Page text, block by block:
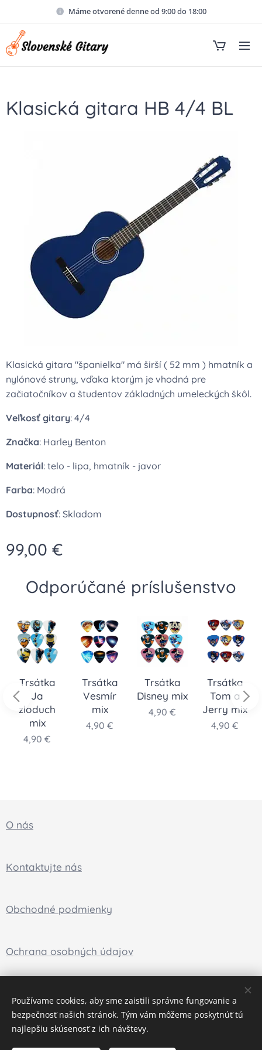
Máme otvorené denne od 9:00 do 18:00
Klasická gitara HB 4/4 BL
Klasická gitara "španielka" má širší ( 52 mm ) hmatník a
nylónové struny, vďaka ktorým je vhodná pre
začiatočníkov a študentov základných umeleckých škôl.
Veľkosť gitary: 4/4
Značka: Harley Benton
Materiál: telo - lipa, hmatník - javor
Farba: Modrá
Dostupnosť: Skladom
99,00 €
Odporúčané príslušenstvo
Trsátka
Ja
zloduch
mix
4,90 €
Trsátka
Vesmír
mix
4,90 €
Trsátka
Disney mix
4,90 €
Trsátka
Tom a
Jerry mix
4,90 €
O nás
Kontaktujte nás
Obchodné podmienky
Ochrana osobných údajov
Obchod s hudobnými nástrojmi, ktorý je bližšie k Vám
Cookies
Používame cookies, aby sme zaistili správne fungovanie a
bezpečnosť našich stránok. Tým vám môžeme poskytnúť tú
najlepšiu skúsenosť z ich návštevy.